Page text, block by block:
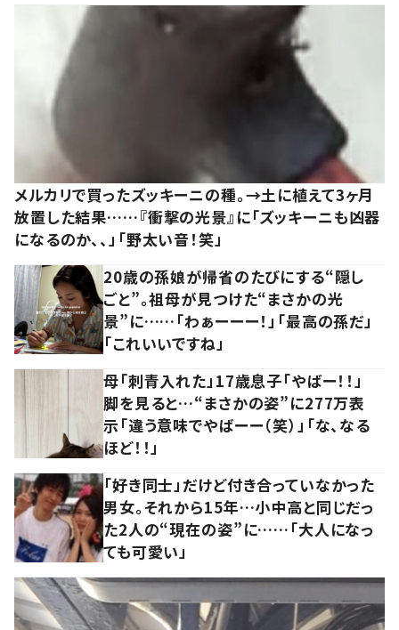
メルカリで買ったズッキーニの種。→土に植えて3ヶ月
放置した結果……『衝撃の光景』に「ズッキーニも凶器
になるのか、、」「野太い音！笑」
20歳の孫娘が帰省のたびにする“隠し
ごと”。祖母が見つけた“まさかの光
景”に……「わぁーーー！」「最高の孫だ」
「これいいですね」
母「刺青入れた」17歳息子「やばー！！」
脚を見ると…“まさかの姿”に277万表
示「違う意味でやばーー（笑）」「な、なる
ほど！！」
「好き同士」だけど付き合っていなかった
男女。それから15年…小中高と同じだっ
た2人の“現在の姿”に……「大人になっ
ても可愛い」